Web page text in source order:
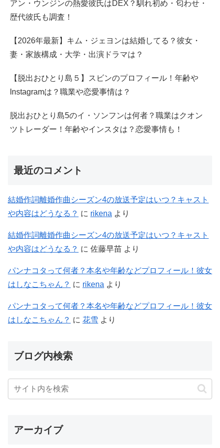
アン・ウンジンの熱愛彼氏はDEX？馴れ初め・匂わせ・
歴代彼氏も調査！
【2026年最新】キム・ジェヨンは結婚してる？彼女・
妻・家族構成・大学・出演ドラマは？
【脱出おひとり島５】スビンのプロフィール！年齢や
Instagramは？職業や恋愛事情は？
脱出おひとり島5のイ・ソンフンは何者？職業はクオン
ツトレーダー！年齢やインスタは？恋愛事情も！
最近のコメント
結婚作詞離婚作曲シーズン4の放送予定はいつ？キャスト
や内容はどうなる？ に rikena より
結婚作詞離婚作曲シーズン4の放送予定はいつ？キャスト
や内容はどうなる？ に 佐藤早苗 より
パンナコタって何者？本名や年齢などプロフィール！彼女
はしなこちゃん？ に rikena より
パンナコタって何者？本名や年齢などプロフィール！彼女
はしなこちゃん？ に 花雪 より
ブログ内検索
アーカイブ